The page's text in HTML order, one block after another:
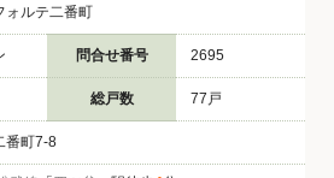
ォルテ二番町
問合せ番号 2695
総戸数 77戸
番町7-8